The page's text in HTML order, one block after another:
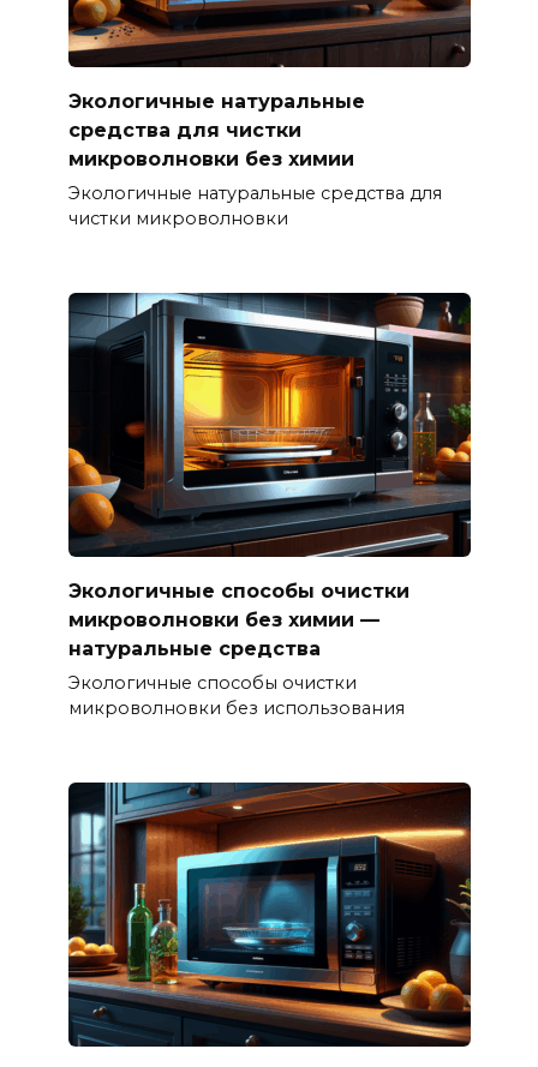
Экологичные натуральные
средства для чистки
микроволновки без химии
Экологичные натуральные средства для
чистки микроволновки
Экологичные способы очистки
микроволновки без химии —
натуральные средства
Экологичные способы очистки
микроволновки без использования